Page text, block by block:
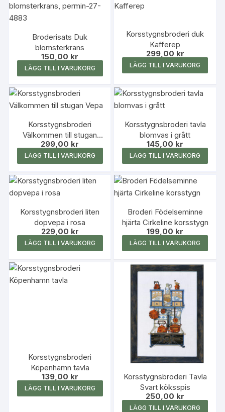
Broderisats Duk
blomsterkrans
150,00 kr
LÄGG TILL I VARUKORG
Korsstygnsbroderi duk
Kafferep
299,00 kr
LÄGG TILL I VARUKORG
Korsstygnsbroderi
Välkommen till stugan
Vepa
299,00 kr
LÄGG TILL I VARUKORG
Korsstygnsbroderi tavla
blomvas i grått
145,00 kr
LÄGG TILL I VARUKORG
Korsstygnsbroderi liten
dopvepa i rosa
229,00 kr
LÄGG TILL I VARUKORG
Broderi Födelseminne
hjärta Cirkeline korsstygn
199,00 kr
LÄGG TILL I VARUKORG
Korsstygnsbroderi
Köpenhamn tavla
139,00 kr
LÄGG TILL I VARUKORG
Korsstygnsbroderi Tavla
Svart köksspis
250,00 kr
LÄGG TILL I VARUKORG